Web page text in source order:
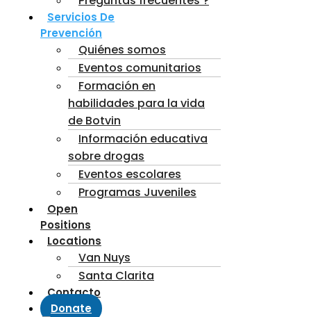
Servicios De
Prevención
Quiénes somos
Eventos comunitarios
Formación en
habilidades para la vida
de Botvin
Información educativa
sobre drogas
Eventos escolares
Programas Juveniles
Open
Positions
Locations
Van Nuys
Santa Clarita
Contacto
Donate